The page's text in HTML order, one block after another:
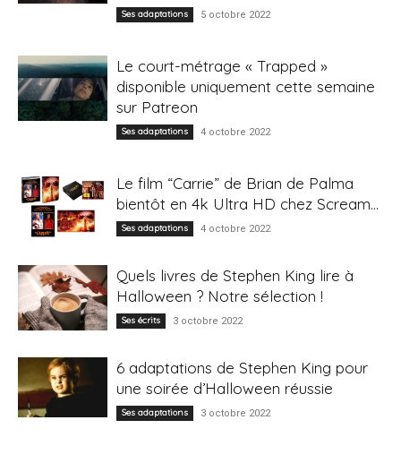
Ses adaptations 5 octobre 2022
Le court-métrage « Trapped »
disponible uniquement cette semaine
sur Patreon
Ses adaptations 4 octobre 2022
Le film “Carrie” de Brian de Palma
bientôt en 4k Ultra HD chez Scream...
Ses adaptations 4 octobre 2022
Quels livres de Stephen King lire à
Halloween ? Notre sélection !
Ses écrits 3 octobre 2022
6 adaptations de Stephen King pour
une soirée d’Halloween réussie
Ses adaptations 3 octobre 2022